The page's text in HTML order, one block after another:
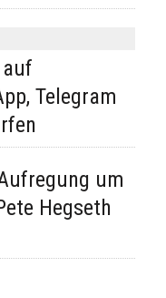
Telegram
um
Hegseth